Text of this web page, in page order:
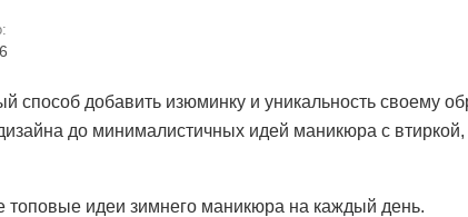
способ добавить изюминку и уникальность своему
до минималистичных идей маникюра с втиркой,
топовые идеи зимнего маникюра на каждый день.